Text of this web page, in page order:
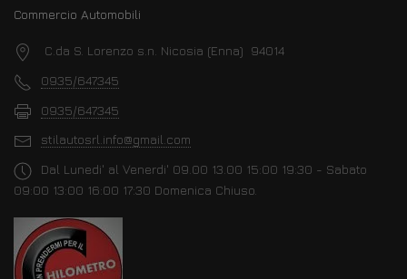
Commercio Automobili
C.da S. Lorenzo s.n. Nicosia (Enna) 94014
0935/647345
0935/647345
stilautosrl.info@gmail.com
Dal Lunedi' al Venerdi' 09.00 13.00 15:00 19:30 - Sabato
09:00 13:00 16:00 17:30 Domenica Chiuso.